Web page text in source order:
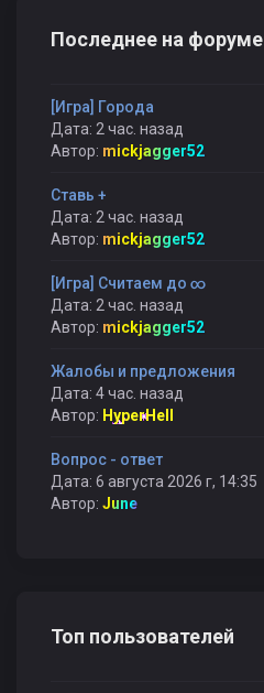
Последнее на форуме
[Игра] Города
Дата: 2 час. назад
Автор: mickjagger52
Ставь +
Дата: 2 час. назад
Автор: mickjagger52
[Игра] Считаем до ∞
Дата: 2 час. назад
Автор: mickjagger52
Жалобы и предложения
Дата: 4 час. назад
Автор: HyperHell
Вопрос - ответ
Дата: 6 августа 2026 г, 14:35
Автор: June
Топ пользователей